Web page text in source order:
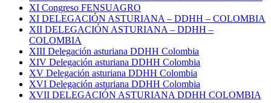
XI Congreso FENSUAGRO
XI DELEGACIÓN ASTURIANA – DDHH – COLOMBIA
XII DELEGACIÓN ASTURIANA – DDHH –
COLOMBIA
XIII Delegación asturiana DDHH Colombia
XIV Delegación asturiana DDHH Colombia
XV Delegación asturiana DDHH Colombia
XVI Delegación asturiana DDHH Colombia
XVII DELEGACIÓN ASTURIANA DDHH COLOMBIA